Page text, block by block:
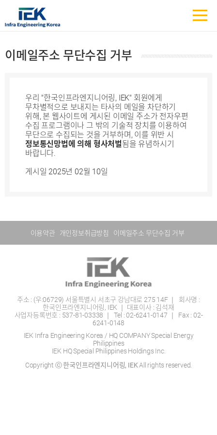
이메일주소 무단수집 거부
우리 "한국인프라엔지니어링, IEK" 회원에게
무차별적으로 보내지는 타사의 메일을 차단하기
위해, 본 웹사이트에 게시된 이메일 주소가 전자우편
수집 프로그램이나 그 밖의 기술적 장치를 이용하여
무단으로 수집되는 것을 거부하며, 이를 위반 시
정보통신망법에 의해 형사처벌됨을 유념하시기
바랍니다.
게시일 2025년 02월 10일
이용약관 개인정보취급방침 이메일주소 무단수집 거부
주소 : (우:06729) 서울특별시 서초구 강남대로 275 14F ｜ 회사명 :
한국인프라엔지니어링, IEK ｜ 대표이사 : 김석재
사업자등록번호 : 537-81-03338 ｜ Tel : 02-6241-0147 ｜ Fax : 02-
6241-0148
IEK Infra Engineering Korea / HQ COMPANY Special Energy
Philippines
IEK HQ Special Philippines Holdings Inc.
Copyright ⓒ한국인프라엔지니어링, IEKAll rights reserved.